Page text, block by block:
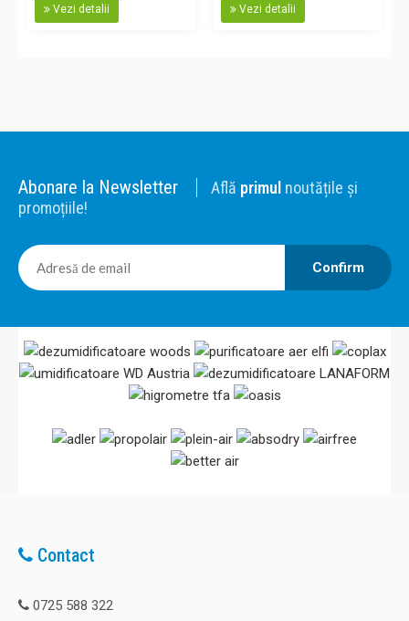
Vezi detalii Vezi detalii
Abonare la Newsletter Află primul noutățile și
promoțiile!
Confirm
Contact
0725 588 322